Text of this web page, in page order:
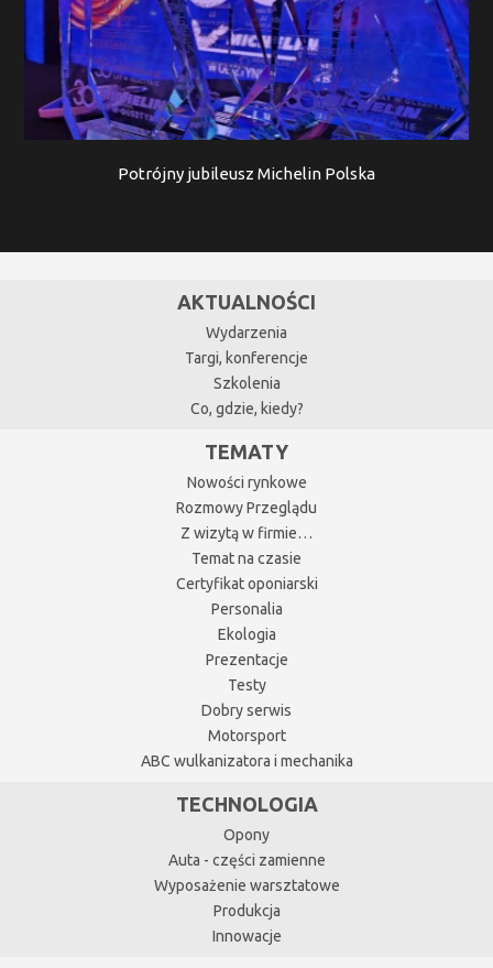
Potrójny jubileusz Michelin Polska
AKTUALNOŚCI
Wydarzenia
Targi, konferencje
Szkolenia
Co, gdzie, kiedy?
TEMATY
Nowości rynkowe
Rozmowy Przeglądu
Z wizytą w firmie…
Temat na czasie
Certyfikat oponiarski
Personalia
Ekologia
Prezentacje
Testy
Dobry serwis
Motorsport
ABC wulkanizatora i mechanika
TECHNOLOGIA
Opony
Auta - części zamienne
Wyposażenie warsztatowe
Produkcja
Innowacje